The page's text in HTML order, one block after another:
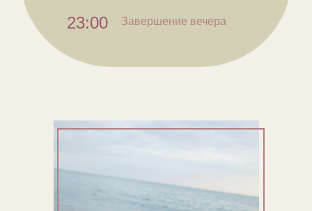
Завершение вечера
23:00